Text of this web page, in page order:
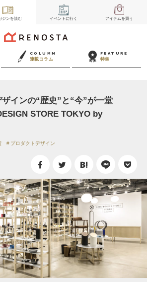
ジンを読む イベント に行く アイテムを買う
COLUMN
連載コラム
FEATURE
特集
インの“歴史”と“今”が一堂
STORE TOKYO by
プロダクトデザイン